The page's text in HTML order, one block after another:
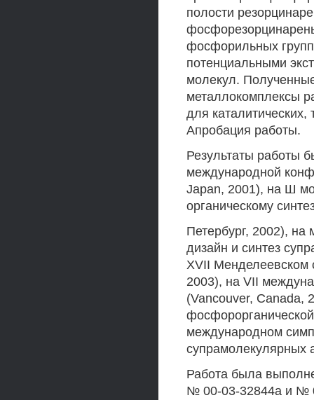
полости
фосфорильных
потенциальными
молекул.
металлокомплексы
для
Апробация работы.
Результаты работы
международной
Japan, 2001), на Ш
органическому
Петербург, 2002),
дизайн и синтез
XVII Менделеевском
2003), на VII
(Vancouver, Canada,
международном
супрамолекулярных
Работа была
№ 00-03-32844а и №